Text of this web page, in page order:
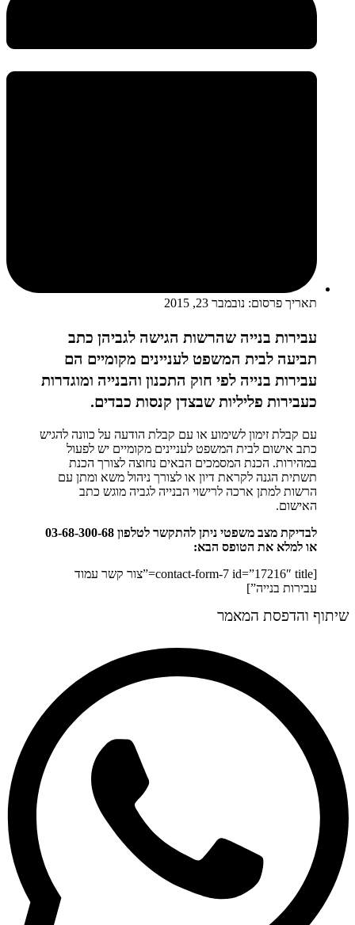
תאריך פרסום: נובמבר 23, 2015
עבירות בנייה שהרשות הגישה לגביהן כתב
תביעה לבית המשפט לעניינים מקומיים הם
עבירות בנייה לפי חוק התכנון והבנייה ומוגדרות
כעבירות פליליות שבצדן קנסות כבדים.
עם קבלת זימון לשימוע או עם קבלת הודעה על כוונה להגיש
כתב אישום לבית המשפט לעניינים מקומיים יש לפעול
במהירות. הכנת המסמכים הבאים נחוצה לצורך הכנת
תשתית הגנה לקראת דיון או לצורך ניהול משא ומתן עם
הרשות למתן ארכה לרישוי הבנייה לגביה מוגש כתב
האישום.
לבדיקת מצב משפטי ניתן להתקשר לטלפון 03-68-300-68
או למלא את הטופס הבא:
[contact-form-7 id=”17216″ title=”צור קשר עמוד
עבירות בנייה”]
שיתוף והדפסת המאמר